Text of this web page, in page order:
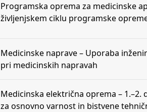
Programska oprema za medicinske
življenjskem ciklu programske
Medicinske naprave – Uporaba
pri medicinskih napravah
Medicinska električna oprema – 1.–2.
za osnovno varnost in bistvene